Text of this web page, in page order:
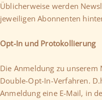
Üblicherweise werden
jeweiligen Abonnenten
Opt-In und Protokollierung
Die Anmeldung zu
Double-Opt-In-Verfahren.
Anmeldung eine E-Mail, in